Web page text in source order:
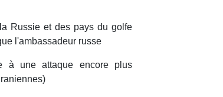
Russie et des pays du golfe
l'ambassadeur russe
à une attaque encore plus